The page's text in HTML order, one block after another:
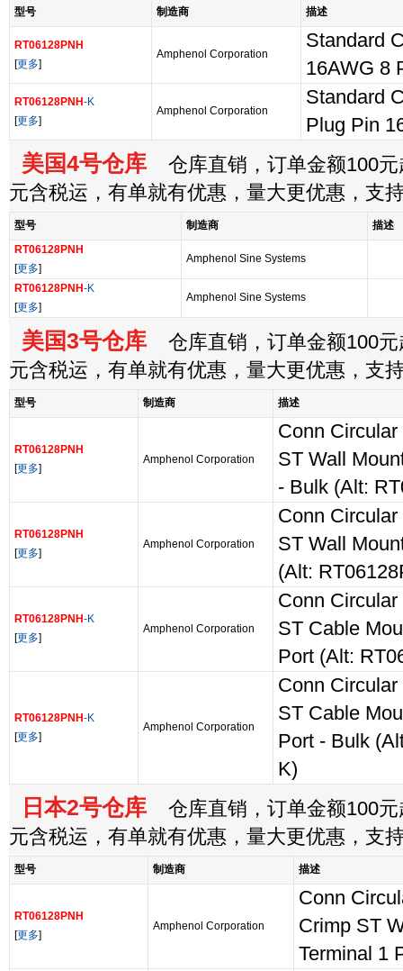
型号 制造商 描述
RT06128PNH
[更多]
Amphenol Corporation
Standard
16AWG 8
RT06128PNH-K
[更多]
Amphenol Corporation
Standard
Plug Pin
美国4号仓库 仓库直销，订单金额100元
元含税运，有单就有优惠，量大更优惠，支
型号 制造商
描述
RT06128PNH
[更多]
Amphenol Sine Systems
RT06128PNH-K
[更多]
Amphenol Sine Systems
美国3号仓库 仓库直销，订单金额100元
元含税运，有单就有优惠，量大更优惠，支
型号 制造商 描述
RT06128PNH
[更多]
Amphenol Corporation
Conn
ST Wall
- Bulk (Alt:
RT06128PNH
[更多]
Amphenol Corporation
Conn
ST Wall
(Alt:
RT06128PNH-K
[更多]
Amphenol Corporation
Conn
ST Cable
Port (Alt:
RT06128PNH-K
[更多]
Amphenol Corporation
Conn
ST Cable
Port - Bulk
K)
日本2号仓库 仓库直销，订单金额100元
元含税运，有单就有优惠，量大更优惠，支
型号 制造商 描述
RT06128PNH
[更多]
Amphenol Corporation
Conn
Crimp ST
Terminal 1